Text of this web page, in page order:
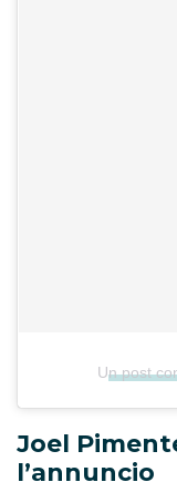
Un post
Joel
l’annuncio